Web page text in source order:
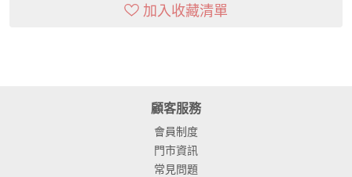
加入收藏清單
顧客服務
會員制度
門市資訊
常見問題